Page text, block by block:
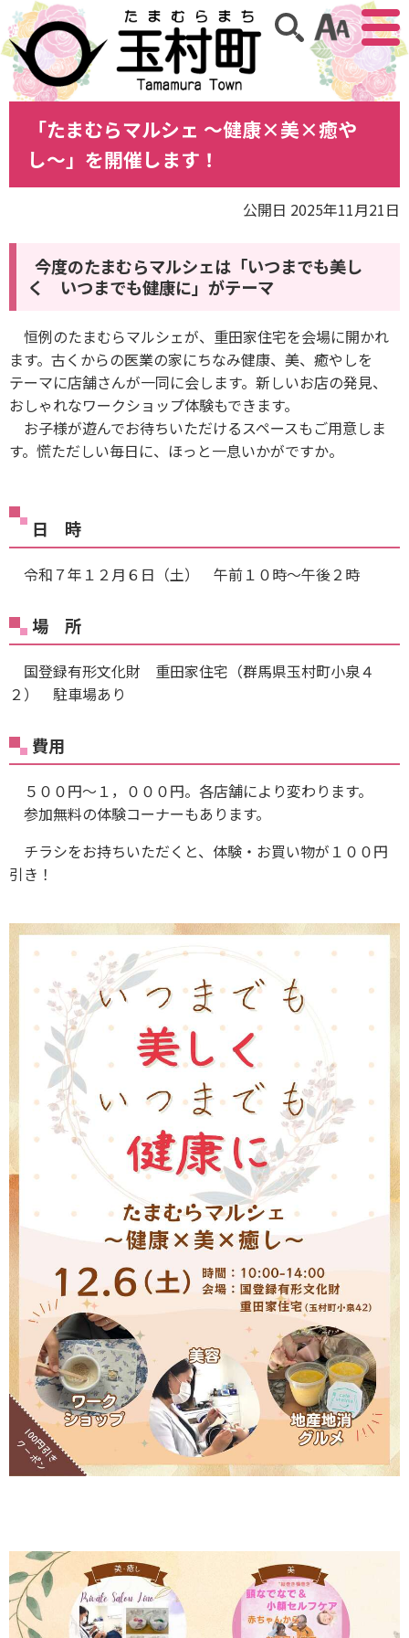
アクセ
サイト内検索
「たまむらマルシェ 〜健康×美×癒や
し〜」を開催します！
公開日 2025年11月21日
今度のたまむらマルシェは「いつまでも美し
く いつまでも健康に」がテーマ
恒例のたまむらマルシェが、重田家住宅を会場に開かれ
ます。古くからの医業の家にちなみ健康、美、癒やしを
テーマに店舗さんが一同に会します。新しいお店の発見、
おしゃれなワークショップ体験もできます。
お子様が遊んでお待ちいただけるスペースもご用意しま
す。慌ただしい毎日に、ほっと一息いかがですか。
日 時
令和７年１２月６日（土） 午前１０時〜午後２時
場 所
国登録有形文化財 重田家住宅（群馬県玉村町小泉４
２） 駐車場あり
費用
５００円〜１，０００円。各店舗により変わります。
参加無料の体験コーナーもあります。
チラシをお持ちいただくと、体験・お買い物が１００円
引き！